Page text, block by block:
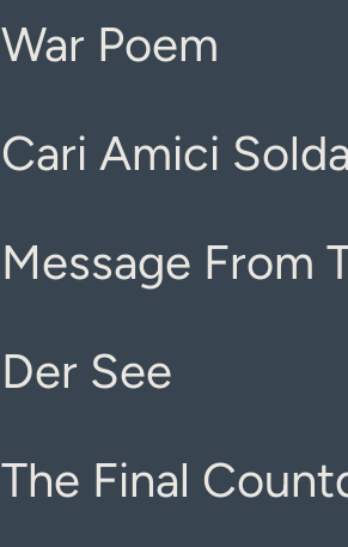
War Poem
Cari Amici
Message From
Der See
The Final